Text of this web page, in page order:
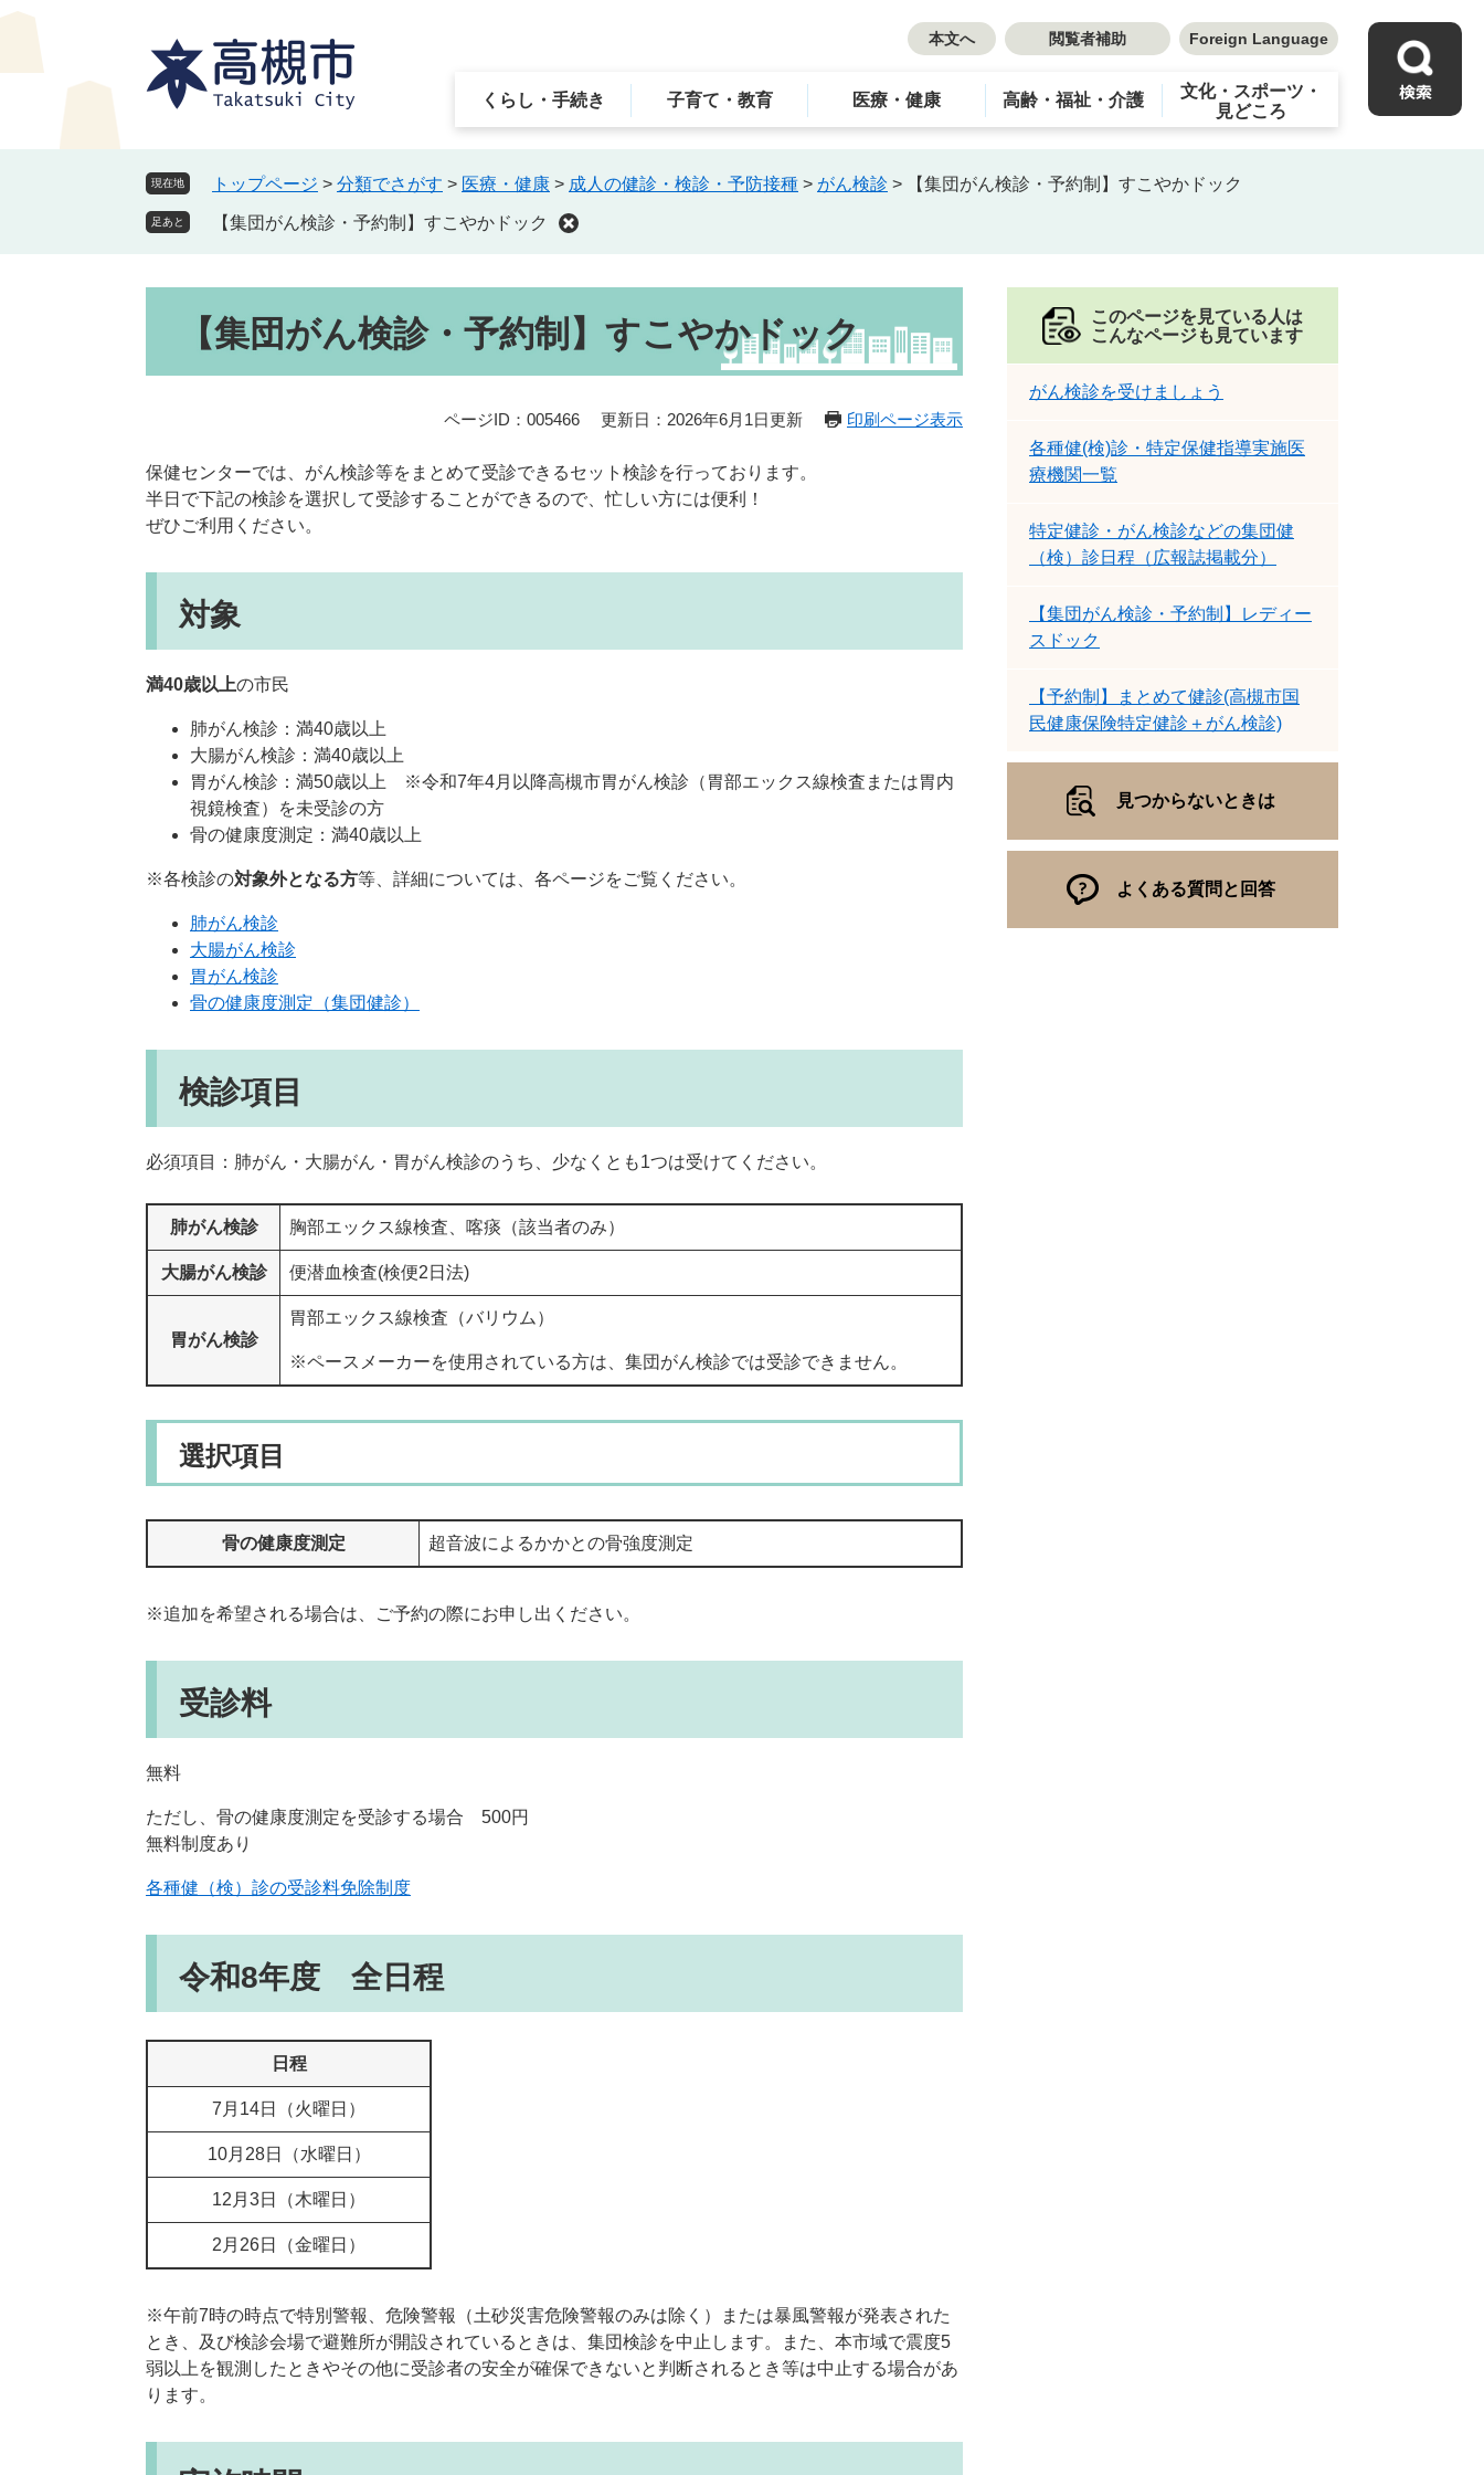
ペ
メ
本文へ 閲覧者補助 Foreign Language
くらし・手続き 子育て・教育 医療・健康 高齢・福祉・介護
文化・スポーツ・
見どころ
現在地 トップページ > 分類でさがす > 医療・健康 > 成人の健診・検診・予防接種 > がん検診 > 【集団がん検診・予約制】すこやかドック
足あと 【集団がん検診・予約制】すこやかドック
【集団がん検診・予約制】すこやかドック
ページID：005466 更新日：2026年6月1日更新 印刷ページ表示
保健センターでは、がん検診等をまとめて受診できるセット検診を行っております。
半日で下記の検診を選択して受診することができるので、忙しい方には便利！
ぜひご利用ください。
対象
満40歳以上の市民
肺がん検診：満40歳以上
大腸がん検診：満40歳以上
胃がん検診：満50歳以上 ※令和7年4月以降高槻市胃がん検診（胃部エックス線検査または胃内
視鏡検査）を未受診の方
骨の健康度測定：満40歳以上
※各検診の対象外となる方等、詳細については、各ページをご覧ください。
肺がん検診
大腸がん検診
胃がん検診
骨の健康度測定（集団健診）
検診項目
必須項目：肺がん・大腸がん・胃がん検診のうち、少なくとも1つは受けてください。
肺がん検診 ​胸部エックス線検査、喀痰（該当者のみ）
大腸がん検診 便潜血検査(検便2日法)
胃がん検診
胃部エックス線検査（バリウム）
※ペースメーカーを使用されている方は、集団がん検診では受診できません。
選択項目
骨の健康度測定 超音波によるかかとの骨強度測定
※追加を希望される場合は、ご予約の際にお申し出ください。
受診料
無料
ただし、骨の健康度測定を受診する場合 500円
無料制度あり
各種健（検）診の受診料免除制度
令和8年度 全日程
日程
7月14日（火曜日）
10月28日（水曜日）
12月3日（木曜日）
2月26日（金曜日）
※午前7時の時点で特別警報、危険警報（土砂災害危険警報のみは除く）または暴風警報が発表された
とき、及び検診会場で避難所が開設されているときは、集団検診を中止します。また、本市域で震度5
弱以上を観測したときやその他に受診者の安全が確保できないと判断されるとき等は中止する場合があ
ります。
このページを見ている人は
こんなページも見ています
がん検診を受けましょう
各種健(検)診・特定保健指導実施医
療機関一覧
特定健診・がん検診などの集団健
（検）診日程（広報誌掲載分）
【集団がん検診・予約制】レディー
スドック
【予約制】まとめて健診(高槻市国
民健康保険特定健診＋がん検診)
見つからないときは
よくある質問と回答